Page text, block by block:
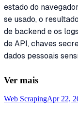
estado do
se usado, o
de backend e os
de API, chaves
dados pessoais
Ver mais
Web ScrapingApr 22,